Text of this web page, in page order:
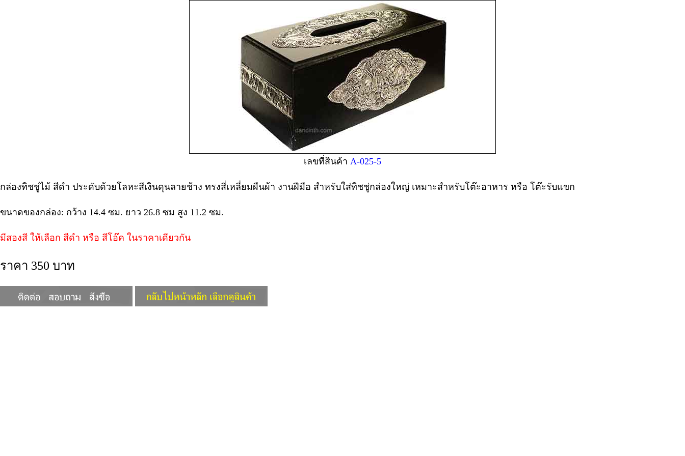
เลขที่สินค้า A-025-5
กล่องทิชชู่ไม้ สีดำ ประดับด้วยโลหะสีเงินดุนลายช้าง ทรงสี่เหลี่ยมผืนผ้า งานฝีมือ สำหรับใส่ทิชชู่กล่องใหญ่ เหมาะสำหรับโต๊ะอาหาร หรือ โต๊ะรับแขก
ขนาดของกล่อง: กว้าง 14.4 ซม. ยาว 26.8 ซม สูง 11.2 ซม.
มีสองสี ให้เลือก สีดำ หรือ สีโอ๊ค ในราคาเดียวกัน
ราคา 350 บาท